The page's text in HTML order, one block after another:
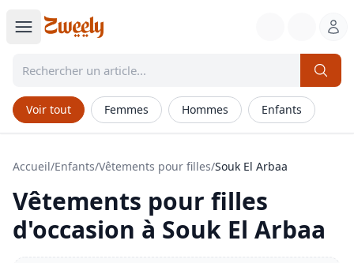
Voir tout Femmes Hommes Enfants
Accueil/Enfants/Vêtements pour filles/Souk El Arbaa
Vêtements pour filles
d'occasion à Souk El Arbaa